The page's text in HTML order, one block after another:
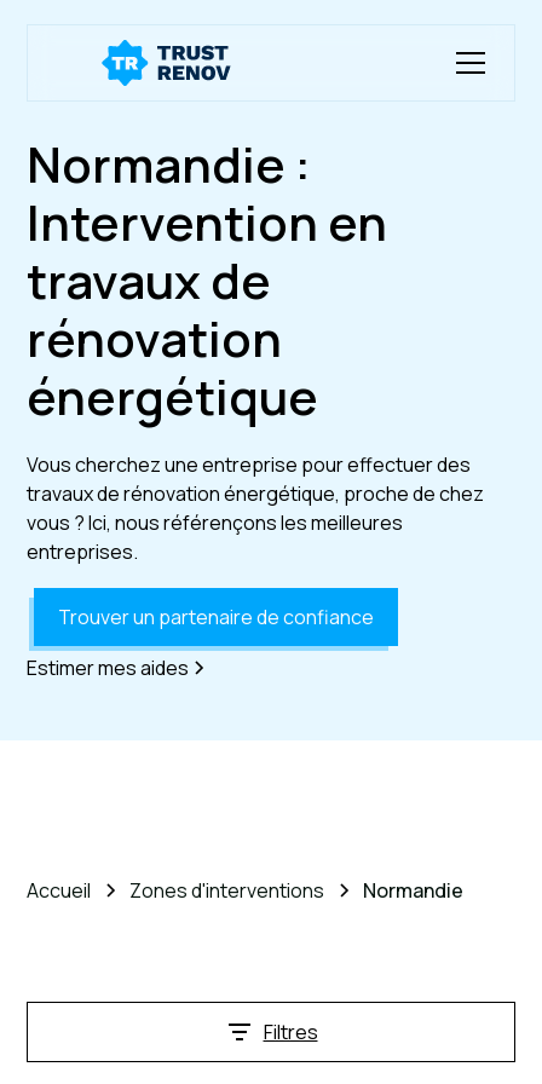
Normandie :
Intervention en
travaux de
rénovation
énergétique
Vous cherchez une entreprise pour effectuer des
travaux de rénovation énergétique, proche de chez
vous ? Ici, nous référençons les meilleures
entreprises.
Trouver un partenaire de confiance
Estimer mes aides
Accueil Zones d'interventions Normandie
Filtres